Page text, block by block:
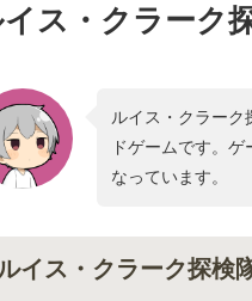
ス・クラーク
ルイス・クラー
ドゲームです。
なっています。
イス・クラーク探検